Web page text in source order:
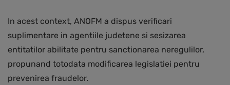
In acest context, ANOFM a dispus verificari
suplimentare in agentiile judetene si sesizarea
entitatilor abilitate pentru sanctionarea neregulilor,
propunand totodata modificarea legislatiei pentru
prevenirea fraudelor.